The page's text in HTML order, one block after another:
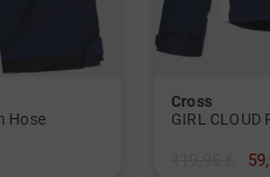
Hose
Cross
GIRL CLOUD